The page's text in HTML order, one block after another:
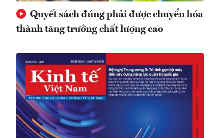
Quyết sách đúng phải được chuyển hóa
thành tăng trưởng chất lượng cao